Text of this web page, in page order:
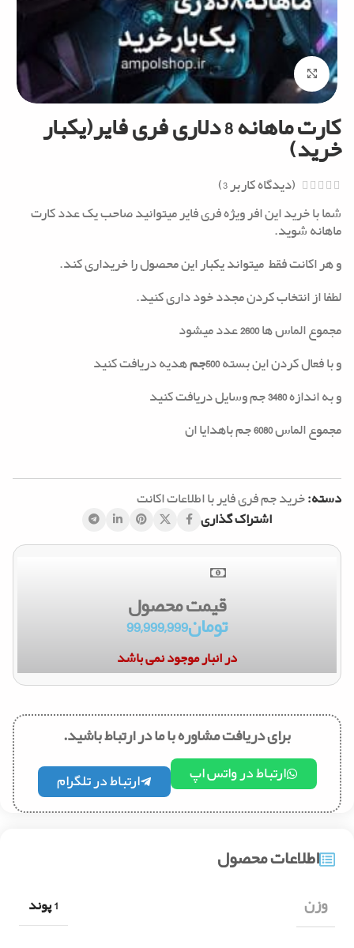
Click to enlarge
کارت ماهانه 8 دلاری فری فایر(یکبار
خرید)
(دیدگاه کاربر3
)
شما با خرید این افر ویژه فری فایر میتوانید صاحب یک عدد کارت
ماهانه شوید.
و هر اکانت فقط میتواند یکبار این محصول را خریداری کند.
لطفا از انتخاب کردن مجدد خود داری کنید.
مجموع الماس ها2600عدد میشود
و با فعال کردن این بسته500جم
هدیه دریافت کنید
و به اندازه3480جم وسایل دریافت کنید
مجموع الماس6080جم باهدایا ان
دسته:خرید جم فری فایر با اطلاعات اکانت
اشتراک گذاری
قیمت محصول
تومان99,999,999
در انبار موجود نمی باشد
برای دریافت مشاوره با ما در ارتباط باشید.
ارتباط در واتس اپ ارتباط در تلگرام
اطلاعات محصول
وزن 1 پوند